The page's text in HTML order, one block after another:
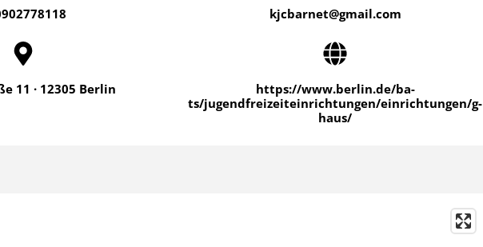
11 · 12305 Berlin
kjcbarnet@gmail.com
https://www.berlin.de/ba-
ts/jugendfreizeiteinrichtungen/einrichtungen/g-
haus/